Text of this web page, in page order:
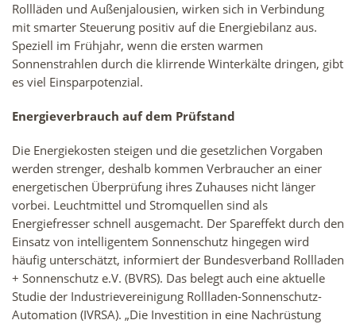
Rollläden und Außenjalousien, wirken sich in Verbindung
mit smarter Steuerung positiv auf die Energiebilanz aus.
Speziell im Frühjahr, wenn die ersten warmen
Sonnenstrahlen durch die klirrende Winterkälte dringen, gibt
es viel Einsparpotenzial.
Energieverbrauch auf dem Prüfstand
Die Energiekosten steigen und die gesetzlichen Vorgaben
werden strenger, deshalb kommen Verbraucher an einer
energetischen Überprüfung ihres Zuhauses nicht länger
vorbei. Leuchtmittel und Stromquellen sind als
Energiefresser schnell ausgemacht. Der Spareffekt durch den
Einsatz von intelligentem Sonnenschutz hingegen wird
häufig unterschätzt, informiert der Bundesverband Rollladen
+ Sonnenschutz e.V. (BVRS). Das belegt auch eine aktuelle
Studie der Industrievereinigung Rollladen-Sonnenschutz-
Automation (IVRSA). „Die Investition in eine Nachrüstung